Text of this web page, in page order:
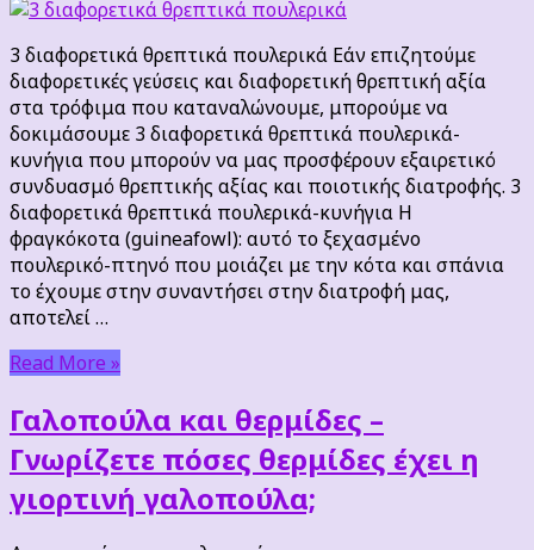
διαφορετικά
θρεπτικά
πουλερικά
3 διαφορετικά θρεπτικά πουλερικά Εάν επιζητούμε
διαφορετικές γεύσεις και διαφορετική θρεπτική αξία
στα τρόφιμα που καταναλώνουμε, μπορούμε να
δοκιμάσουμε 3 διαφορετικά θρεπτικά πουλερικά-
κυνήγια που μπορούν να μας προσφέρουν εξαιρετικό
συνδυασμό θρεπτικής αξίας και ποιοτικής διατροφής. 3
διαφορετικά θρεπτικά πουλερικά-κυνήγια Η
φραγκόκοτα (guineafowl): αυτό το ξεχασμένο
πουλερικό-πτηνό που μοιάζει με την κότα και σπάνια
το έχουμε στην συναντήσει στην διατροφή μας,
αποτελεί …
Read More »
Γαλοπούλα και θερμίδες –
Γνωρίζετε πόσες θερμίδες έχει η
γιορτινή γαλοπούλα;